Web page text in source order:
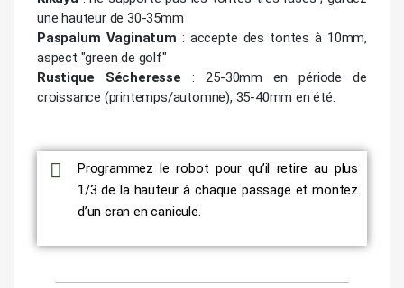
une hauteur de 30-35mm
Paspalum Vaginatum : accepte des tontes à 10mm,
aspect "green de golf"
Rustique Sécheresse : 25-30mm en période de
croissance (printemps/automne), 35-40mm en été.
Programmez le robot pour qu’il retire au plus
1/3 de la hauteur à chaque passage et montez
d’un cran en canicule.